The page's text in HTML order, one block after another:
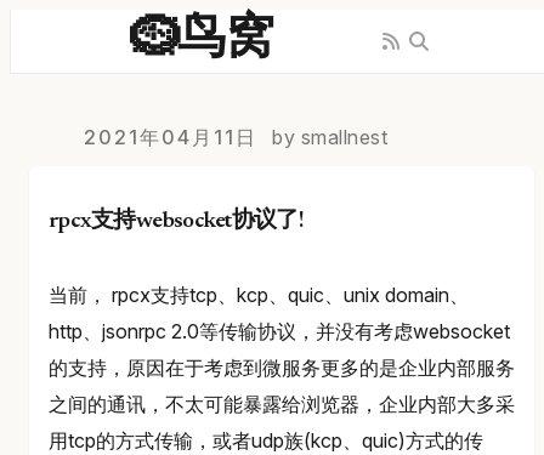
🪹鸟窝
2021年04月11日 by smallnest
rpcx支持websocket协议了!
当前， rpcx支持tcp、kcp、quic、unix domain、
http、jsonrpc 2.0等传输协议，并没有考虑websocket
的支持，原因在于考虑到微服务更多的是企业内部服务
之间的通讯，不太可能暴露给浏览器，企业内部大多采
用tcp的方式传输，或者udp族(kcp、quic)方式的传